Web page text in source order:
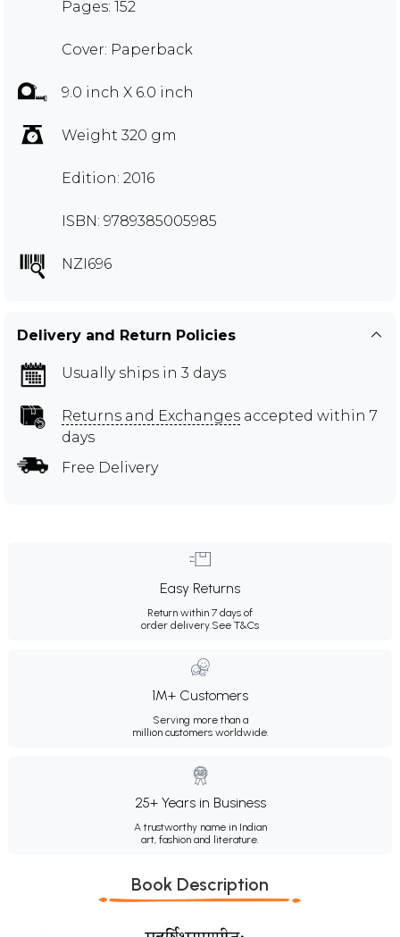
Pages: 152
Cover: Paperback
9.0 inch X 6.0 inch
Weight 320 gm
Edition: 2016
ISBN: 9789385005985
NZI696
Delivery and Return Policies
Usually ships in 3 days
Returns and Exchanges accepted within 7
days
Free Delivery
Easy Returns
Return within 7 days of
order delivery.See T&Cs
1M+ Customers
Serving more than a
million customers worldwide.
25+ Years in Business
A trustworthy name in Indian
art, fashion and literature.
Book Description